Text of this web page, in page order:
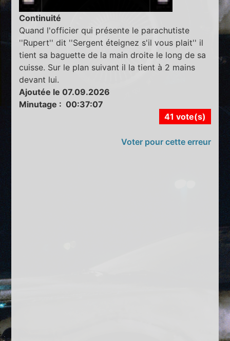
Continuité
Quand l'officier qui présente le parachutiste
''Rupert'' dit ''Sergent éteignez s'il vous plait'' il
tient sa baguette de la main droite le long de sa
cuisse. Sur le plan suivant il la tient à 2 mains
devant lui.
Ajoutée le 07.09.2026
Minutage : 00:37:07
41 vote(s)
Voter pour cette erreur